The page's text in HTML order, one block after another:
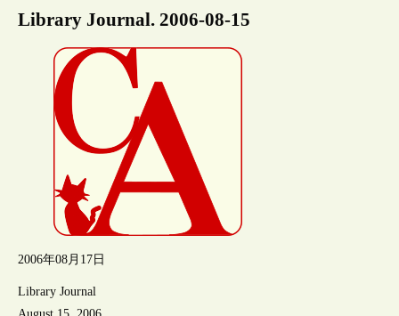
Library Journal. 2006-08-15
2006年08月17日
Library Journal